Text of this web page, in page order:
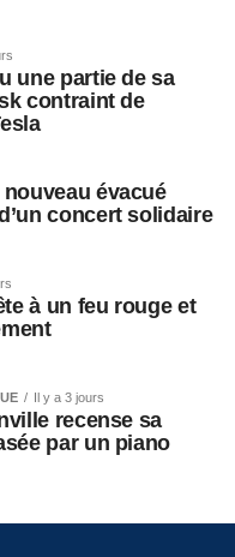
une partie de sa
contraint de
évacué
concert solidaire
à un feu rouge et
Il y a 3 jours
recense sa
par un piano